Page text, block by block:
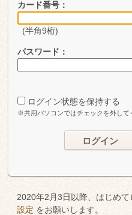
カード番号：
(半角9桁)
パスワード：
ログイン状態を保持する
※共用パソコンではチェックを外して
ログイン
2020年2月3日以降、はじめ
設定 をお願いします。